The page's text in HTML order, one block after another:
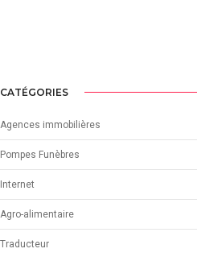
CATÉGORIES
Agences immobilières
Pompes Funèbres
Internet
Agro-alimentaire
Traducteur